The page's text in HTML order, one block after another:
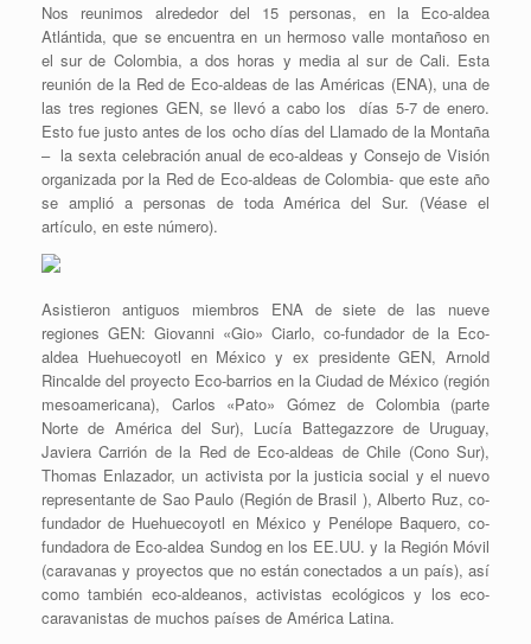
Nos reunimos alrededor del 15 personas, en la Eco-aldea
Atlántida, que se encuentra en un hermoso valle montañoso en
el sur de Colombia, a dos horas y media al sur de Cali. Esta
reunión de la Red de Eco-aldeas de las Américas (ENA), una de
las tres regiones GEN, se llevó a cabo los días 5-7 de enero.
Esto fue justo antes de los ocho días del Llamado de la Montaña
– la sexta celebración anual de eco-aldeas y Consejo de Visión
organizada por la Red de Eco-aldeas de Colombia- que este año
se amplió a personas de toda América del Sur. (Véase el
artículo, en este número).
Asistieron antiguos miembros ENA de siete de las nueve
regiones GEN: Giovanni «Gio» Ciarlo, co-fundador de la Eco-
aldea Huehuecoyotl en México y ex presidente GEN, Arnold
Rincalde del proyecto Eco-barrios en la Ciudad de México (región
mesoamericana), Carlos «Pato» Gómez de Colombia (parte
Norte de América del Sur), Lucía Battegazzore de Uruguay,
Javiera Carrión de la Red de Eco-aldeas de Chile (Cono Sur),
Thomas Enlazador, un activista por la justicia social y el nuevo
representante de Sao Paulo (Región de Brasil ), Alberto Ruz, co-
fundador de Huehuecoyotl en México y Penélope Baquero, co-
fundadora de Eco-aldea Sundog en los EE.UU. y la Región Móvil
(caravanas y proyectos que no están conectados a un país), así
como también eco-aldeanos, activistas ecológicos y los eco-
caravanistas de muchos países de América Latina.